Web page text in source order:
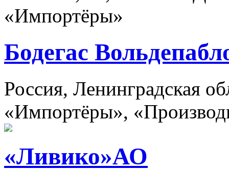
«Импортёры»
Бодегас
Россия, Ленинградская
«Импортёры»,
«Ливико»АО